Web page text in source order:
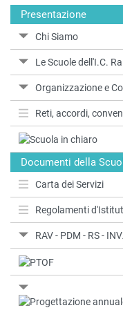
Presentazione
Chi Siamo
Le Scuole dell'I.C.
Organizzazione e
Reti, accordi,
Documenti della
Carta dei Servizi
Regolamenti
RAV - PDM - RS -